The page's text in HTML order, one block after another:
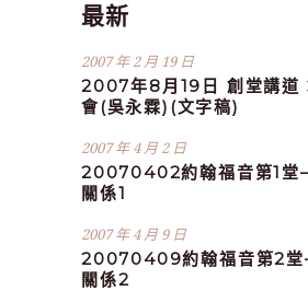
最新
2007 年 2 月 19 日
2007年8月19日 創堂講道
會(吳永霖)(文字稿)
2007 年 4 月 2 日
20070402約翰福音第1堂
關係1
2007 年 4 月 9 日
20070409約翰福音第2
關係2